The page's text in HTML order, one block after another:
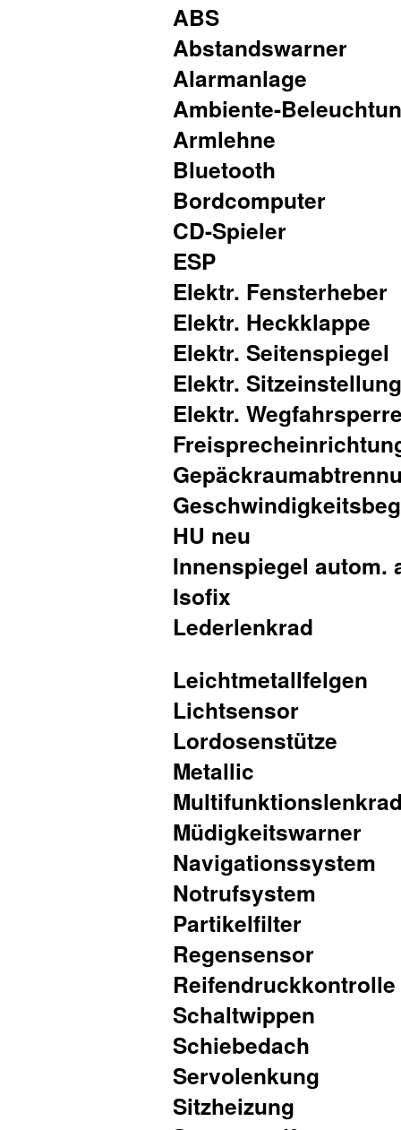
ABS
Abstandswarner
Alarmanlage
Ambiente-
Armlehne
Bluetooth
Bordcomputer
CD-Spieler
ESP
Elektr. Fensterheber
Elektr. Heckklappe
Elektr. Seitenspiegel
Elektr. Sitzeinstellung
Elektr.
HU neu
Innenspiegel autom.
Isofix
Lederlenkrad
Leichtmetallfelgen
Lichtsensor
Lordosenstütze
Metallic
Müdigkeitswarner
Navigationssystem
Notrufsystem
Partikelfilter
Regensensor
Reifendruckkontrolle
Schaltwippen
Schiebedach
Servolenkung
Sitzheizung